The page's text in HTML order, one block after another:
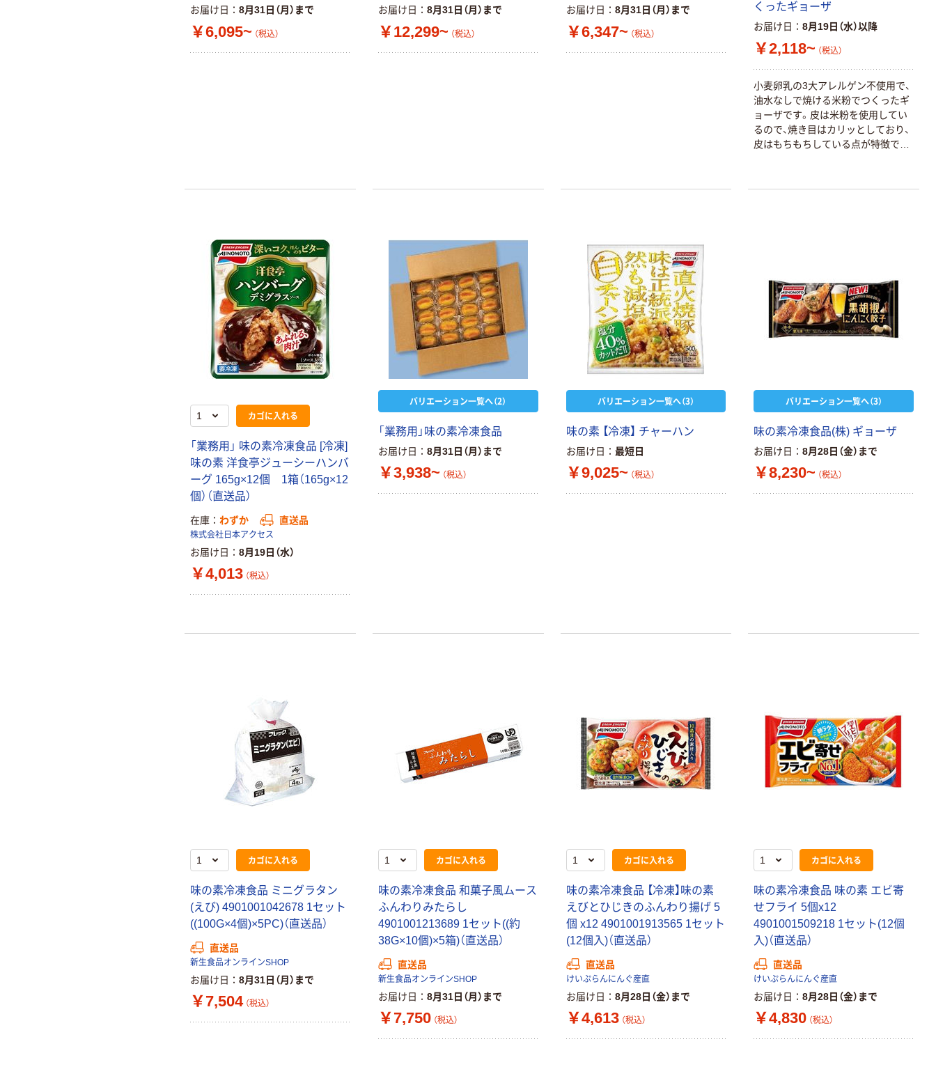
お届け日 8月31日（月）まで
￥6,095~ （税込）
お届け日 8月31日（月）まで
￥12,299~ （税込）
お届け日 8月31日（月）まで
￥6,347~ （税込）
くったギョーザ
お届け日 8月19日（水）以降
￥2,118~ （税込）
小麦卵乳の3大アレルゲン不使用で、
油水なしで焼ける米粉でつくったギ
ョーザです。皮は米粉を使用してい
るので、焼き目はカリッとしており、
皮はもちもちしている点が特徴で
でもお召し上がれます。
カゴに入れる
「業務用」 味の素冷凍食品 [冷凍]
味の素 洋食亭ジューシーハンバ
ーグ 165g×12個 1箱（165g×12
個）（直送品）
在庫 わずか 直送品
株式会社日本アクセス
お届け日 8月19日（水）
￥4,013 （税込）
バリエーション一覧へ（2）
「業務用」味の素冷凍食品
お届け日 8月31日（月）まで
￥3,938~ （税込）
バリエーション一覧へ（3）
味の素 【冷凍】 チャーハン
お届け日 最短日
￥9,025~ （税込）
バリエーション一覧へ（3）
味の素冷凍食品(株) ギョーザ
お届け日 8月28日（金）まで
￥8,230~ （税込）
カゴに入れる
味の素冷凍食品 ミニグラタン
(えび) 4901001042678 1セット
((100G×4個)×5PC)（直送品）
直送品
新生食品オンラインSHOP
お届け日 8月31日（月）まで
￥7,504 （税込）
カゴに入れる
味の素冷凍食品 和菓子風ムース
ふんわりみたらし
4901001213689 1セット((約
38G×10個)×5箱)（直送品）
直送品
新生食品オンラインSHOP
お届け日 8月31日（月）まで
￥7,750 （税込）
カゴに入れる
味の素冷凍食品 【冷凍】味の素
えびとひじきのふんわり揚げ 5
個 x12 4901001913565 1セット
(12個入)（直送品）
直送品
けいぷらんにんぐ産直
お届け日 8月28日（金）まで
￥4,613 （税込）
カゴに入れる
味の素冷凍食品 味の素 エビ寄
せフライ 5個x12
4901001509218 1セット(12個
入)（直送品）
直送品
けいぷらんにんぐ産直
お届け日 8月28日（金）まで
￥4,830 （税込）